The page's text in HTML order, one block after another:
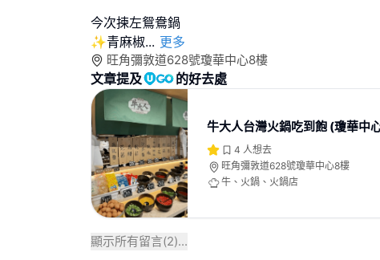
今次揀左鴛鴦鍋
✨️青麻椒... 更多
旺角彌敦道628號瓊華中心8樓
文章提及 的好去處
牛大人台灣火鍋吃到飽 (瓊華中
4 人想去
旺角彌敦道628號瓊華中心8樓
牛、火鍋、火鍋店
顯示所有留言(2)...